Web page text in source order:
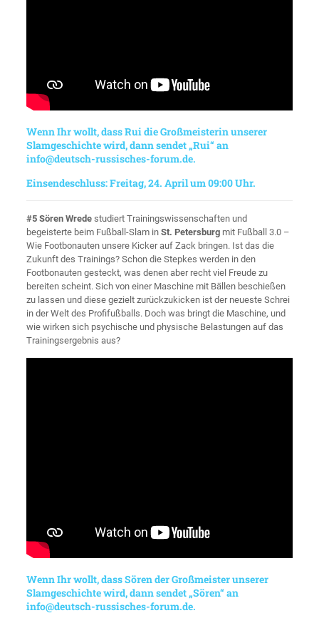
Wenn Ihr wollt, dass Rui die Großmeisterin unserer
Slamgeschichte wird, dann sendet „Rui“ an
info@deutsch-russisches-forum.de.
Einsendeschluss: Freitag, 24. April um 09:00 Uhr.
#5 Sören Wrede studiert Trainingswissenschaften und
begeisterte beim Fußball-Slam in St. Petersburgmit Fußball 3.0 –
Wie Footbonauten unsere Kicker auf Zack bringen. Ist das die
Zukunft des Trainings? Schon die Stepkes werden in den
Footbonauten gesteckt, was denen aber recht viel Freude zu
bereiten scheint. Sich von einer Maschine mit Bällen beschießen
zu lassen und diese gezielt zurückzukicken ist der neueste Schrei
in der Welt des Profifußballs. Doch was bringt die Maschine, und
wie wirken sich psychische und physische Belastungen auf das
Trainingsergebnis aus?
Wenn Ihr wollt, dass Sören der Großmeister unserer
Slamgeschichte wird, dann sendet „Sören“ an
info@deutsch-russisches-forum.de.